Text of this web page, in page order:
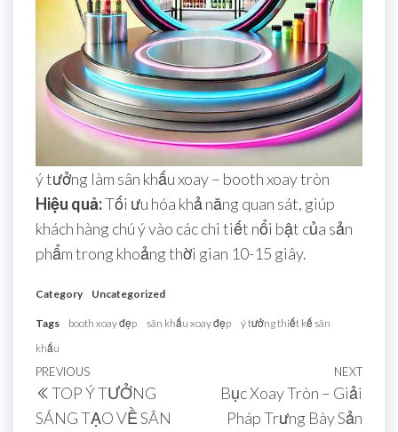
ý tưởng làm sân khấu xoay – booth xoay tròn
Hiệu quả:Tối ưu hóa khả năng quan sát, giúp
khách hàng chú ý vào các chi tiết nổi bật của sản
phẩm trong khoảng thời gian 10-15 giây.
Category Uncategorized
Tags booth xoay đẹp sân khấu xoay đẹp
ý tưởng thiết kế sân
khấu
PREVIOUS
TOP Ý TƯỞNG
SÁNG TẠO VỀ SÂN
NEXT
Bục Xoay Tròn – Giải
Pháp Trưng Bày Sản